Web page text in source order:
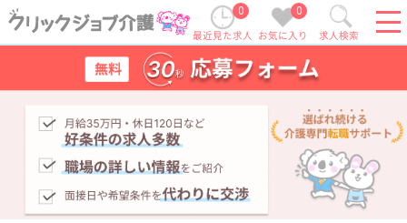
最近見た求人 お気に入り 求人検索
医療生協さいたま生活協同組合 ケアセンターと
こしんのサービス提供責任者
に応募する